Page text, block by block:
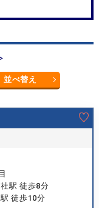
並べ替え
駅 徒歩8分
徒歩10分